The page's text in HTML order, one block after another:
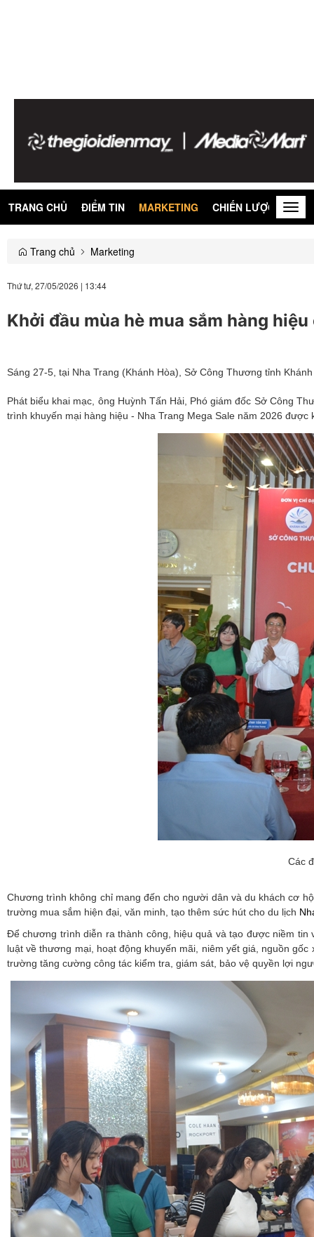
TRANG CHỦ ĐIỂM TIN MARKETING CHIẾN LƯỢC
Trang chủ Marketing
Thứ tư, 27/05/2026 | 13:44
Khởi đầu mùa hè mua sắm hàng hiệu
Sáng 27-5, tại Nha Trang (Khánh Hòa), Sở Công Thương tỉnh
Phát biểu khai mạc, ông Huỳnh Tấn Hải, Phó giám đốc Sở Công
trình khuyến mại hàng hiệu - Nha Trang Mega Sale năm 2026
Các
Chương trình không chỉ mang đến cho người dân và du khách cơ
trường mua sắm hiện đại, văn minh, tạo thêm sức hút cho du lịch
Để chương trình diễn ra thành công, hiệu quả và tạo được niềm
luật về thương mại, hoạt động khuyến mãi, niêm yết giá, nguồn
trường tăng cường công tác kiểm tra, giám sát, bảo vệ quyền lợi